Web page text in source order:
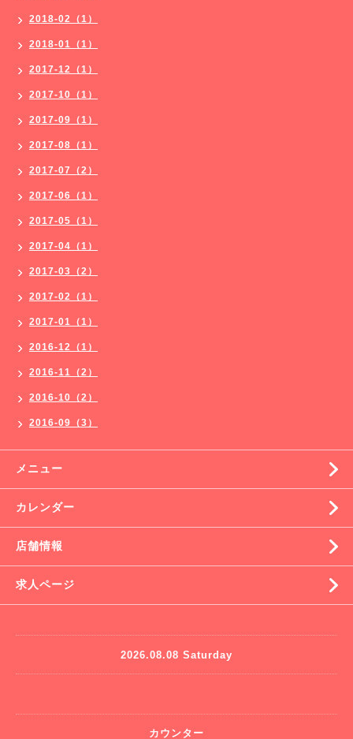
2018-02（1）
2018-01（1）
2017-12（1）
2017-10（1）
2017-09（1）
2017-08（1）
2017-07（2）
2017-06（1）
2017-05（1）
2017-04（1）
2017-03（2）
2017-02（1）
2017-01（1）
2016-12（1）
2016-11（2）
2016-10（2）
2016-09（3）
メニュー
カレンダー
店舗情報
求人ページ
2026.08.08 Saturday
カウンター